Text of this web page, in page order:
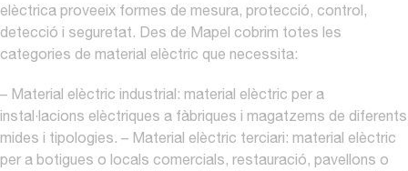
elèctrica proveeix formes de mesura, protecció, control,
detecció i seguretat. Des de Mapel cobrim totes les
categories de material elèctric que necessita:
– Material elèctric industrial: material elèctric per a
instal·lacions elèctriques a fàbriques i magatzems de diferents
mides i tipologies. – Material elèctric terciari: material elèctric
per a botigues o locals comercials, restauració, pavellons o